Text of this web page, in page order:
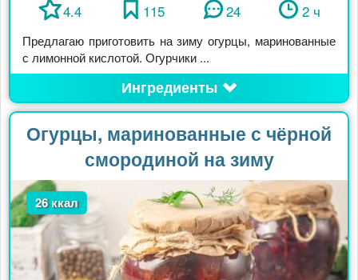
4.4 115 24 2 ч
Предлагаю приготовить на зиму огурцы, маринованные
с лимонной кислотой. Огурчики ...
Ингредиенты
Огурцы, маринованные с чёрной
смородиной на зиму
26 ккал